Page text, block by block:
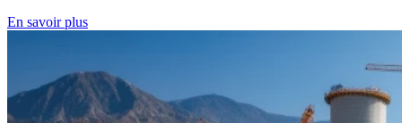
En savoir plus